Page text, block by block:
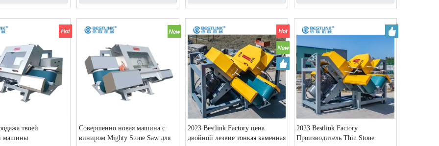
гарантией
твоей
машины
Совершенно новая машина с
виниром Mighty Stone Saw для
2023 Bestlink Factory цена
двойной лезвие тонкая каменная
2023 Bestlink Factory
Производитель Thin Stone